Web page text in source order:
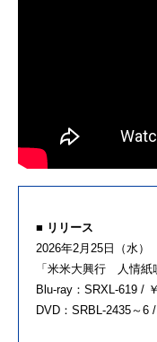
■ リリース
2026年2月 25 日（水）
「米米大興行 人情紙
Blu-ray： SRXL-619 / ￥
DVD： SRBL-2435～6 /